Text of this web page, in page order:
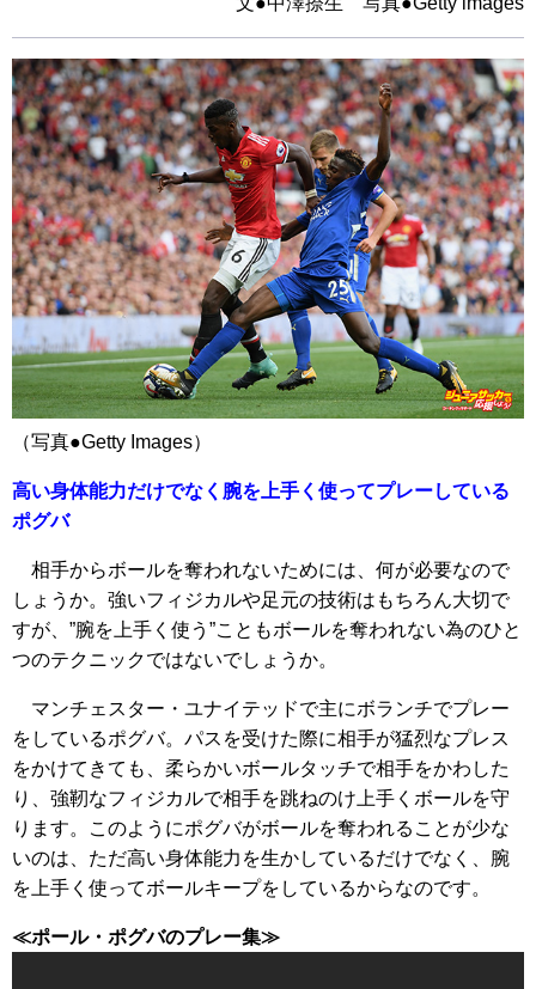
（写真●Getty Images）
高い身体能力だけでなく腕を上手く使ってプレーしている
ポグバ
相手からボールを奪われないためには、何が必要なので
しょうか。強いフィジカルや足元の技術はもちろん大切で
すが、”腕を上手く使う”こともボールを奪われない為のひと
つのテクニックではないでしょうか。
マンチェスター・ユナイテッドで主にボランチでプレー
をしているポグバ。パスを受けた際に相手が猛烈なプレス
をかけてきても、柔らかいボールタッチで相手をかわした
り、強靭なフィジカルで相手を跳ねのけ上手くボールを守
ります。このようにポグバがボールを奪われることが少な
いのは、ただ高い身体能力を生かしているだけでなく、腕
を上手く使ってボールキープをしているからなのです。
≪ポール・ポグバのプレー集≫